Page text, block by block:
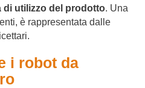
di utilizzo del prodotto. Una
è rappresentata dalle
i robot da